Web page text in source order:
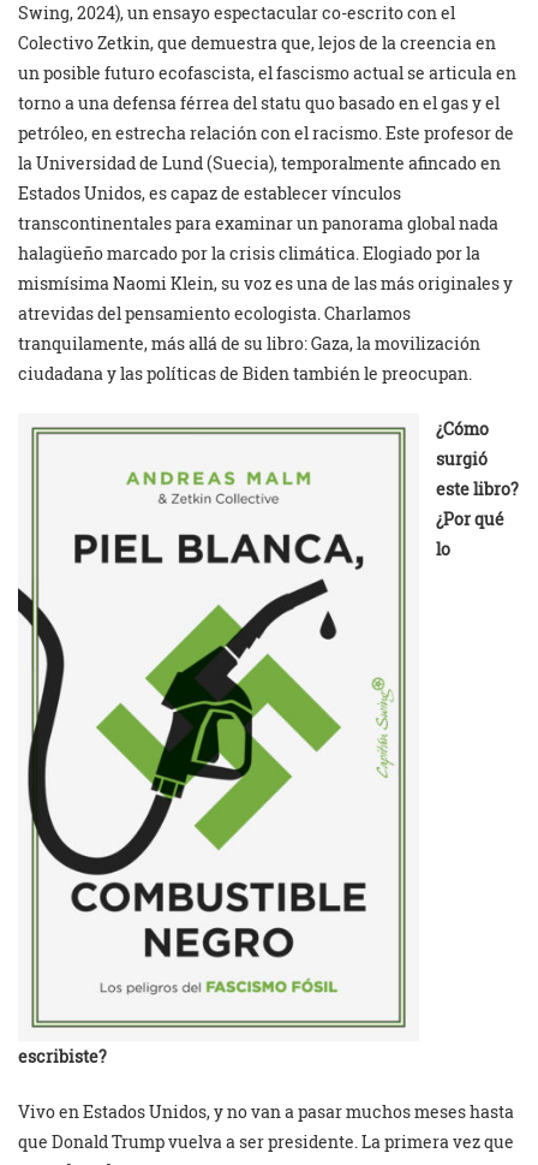
Swing, 2024), un ensayo espectacular co-escrito con el
Colectivo Zetkin, que demuestra que, lejos de la creencia en
un posible futuro ecofascista, el fascismo actual se articula en
torno a una defensa férrea del statu quo basado en el gas y el
petróleo, en estrecha relación con el racismo. Este profesor de
la Universidad de Lund (Suecia), temporalmente afincado en
Estados Unidos, es capaz de establecer vínculos
transcontinentales para examinar un panorama global nada
halagüeño marcado por la crisis climática. Elogiado por la
mismísima Naomi Klein, su voz es una de las más originales y
atrevidas del pensamiento ecologista. Charlamos
tranquilamente, más allá de su libro: Gaza, la movilización
ciudadana y las políticas de Biden también le preocupan.
¿Cómo
surgió
este libro?
¿Por qué
lo
escribiste?
Vivo en Estados Unidos, y no van a pasar muchos meses hasta
que Donald Trump vuelva a ser presidente. La primera vez que